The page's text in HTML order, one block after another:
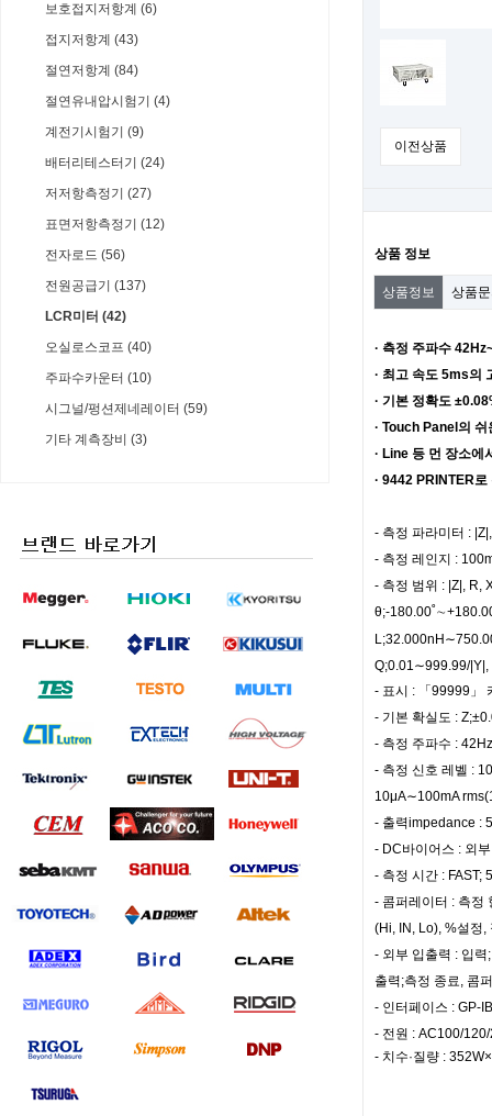
보호접지저항계 (6)
접지저항계 (43)
절연저항계 (84)
절연유내압시험기 (4)
계전기시험기 (9)
배터리테스터기 (24)
저저항측정기 (27)
표면저항측정기 (12)
전자로드 (56)
전원공급기 (137)
LCR미터 (42)
오실로스코프 (40)
주파수카운터 (10)
시그널/펑션제네레이터 (59)
기타 계측장비 (3)
이전상품
상품 정보
상품정보 상품
· 측정 주파수
· 최고 속도 5ms의
· 기본 정확도
· Touch Panel의
· Line 등 먼 장소에
· 9442 PRINTER
- 측정 파라미터 :
- 측정 레인지 :
- 측정 범위 : |Z|, R,
θ;-
Q;0.01∼999.99/
- 표시 : 「99999」
- 기본 확실도 :
- 측정 주파수 :
- 측정 신호 레벨 :
10μA∼100mA
- 출력impedance :
- DC바이어스 : 외
- 측정 시간 : FAST;
- 콤퍼레이터 : 측정
(Hi, IN, Lo), %설정
- 외부 입출력 : 입
출력;측정 종료, 콤
- 인터페이스 : GP-
- 전원 : AC100/
- 치수·질량 :